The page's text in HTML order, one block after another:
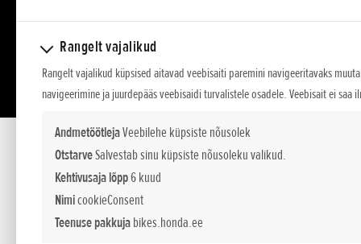
Rangelt vajalikud
Rangelt vajalikud küpsised aitavad veebisaiti paremini navigeeritavaks
navigeerimine ja juurdepääs veebisaidi turvalistele osadele. Veebisait ei
AndmetöötlejaVeebilehe küpsiste nõusolek
OtstarveSalvestab sinu küpsiste nõusoleku valikud.
Kehtivusaja lõpp6 kuud
NimicookieConsent
Teenuse pakkujabikes.honda.ee
Lisatud 23.11.2021
CBR1000RR-R
aasta EICMA